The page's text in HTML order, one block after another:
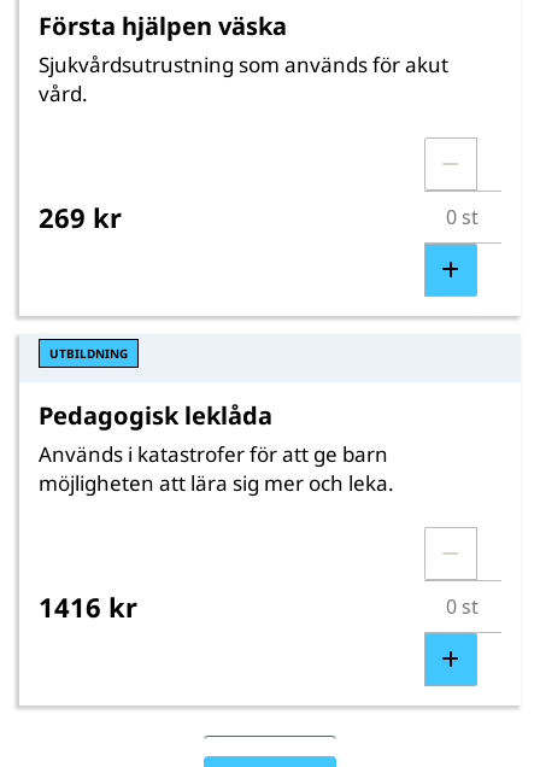
Första hjälpen väska
Sjukvårdsutrustning som används för akut
vård.
269 kr
UTBILDNING
Pedagogisk leklåda
Används i katastrofer för att ge barn
möjligheten att lära sig mer och leka.
1416 kr